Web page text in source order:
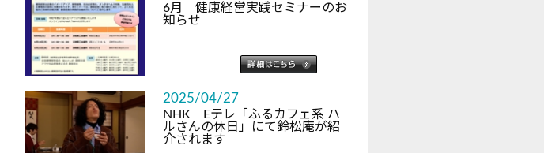
6月 健康経営実践セミナーのお
知らせ
2025/04/27
NHK Eテレ「ふるカフェ系 ハ
ルさんの休日」にて鈴松庵が紹
介されます